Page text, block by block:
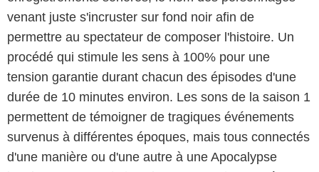
venant juste s'incruster sur fond noir afin de
permettre au spectateur de composer l'histoire. Un
procédé qui stimule les sens à 100% pour une
tension garantie durant chacun des épisodes d'une
durée de 10 minutes environ. Les sons de la saison 1
permettent de témoigner de tragiques événements
survenus à différentes époques, mais tous connectés
d'une manière ou d'une autre à une Apocalypse